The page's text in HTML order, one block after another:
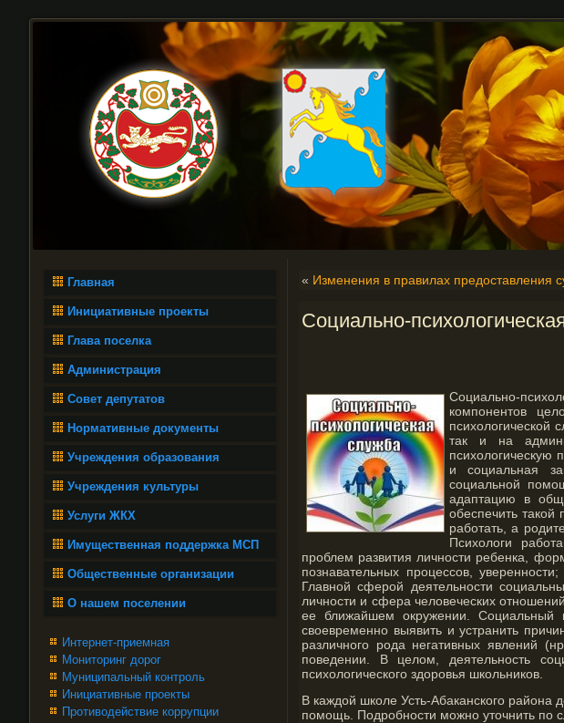
Главная
Инициативные проекты
Глава поселка
Администрация
Совет депутатов
Нормативные документы
Учреждения образования
Учреждения культуры
Услуги ЖКХ
Имущественная поддержка МСП
Общественные организации
О нашем поселении
Интернет-приемная
Мониторинг дорог
Муниципальный контроль
Инициативные проекты
Противодействие коррупции
« Изменения в правилах предоставления
Социально-
Социально-
компонентов
психологической
так и на
психологическую
и социальная
социальной
адаптацию в
обеспечить такой
работать, а
Психологи
проблем развития личности ребенка,
познавательных процессов,
Главной сферой деятельности
личности и сфера человеческих
ее ближайшем окружении. Социальный
своевременно выявить и устранить
различного рода негативных явлений
поведении. В целом, деятельность
психологического здоровья школьников.
В каждой школе Усть-Абаканского района
помощь. Подробности можно уточнить